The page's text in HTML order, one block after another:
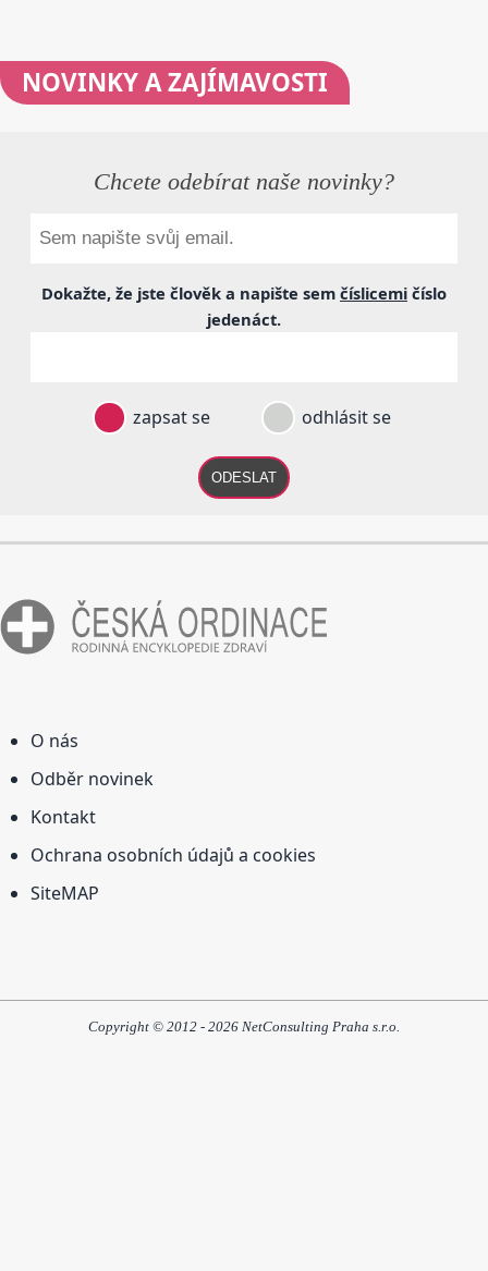
NOVINKYA ZAJÍMAVOSTI
Chcete odebírat naše novinky?
Dokažte, že jste člověk a napište sem číslicemi číslo
jedenáct.
zapsat se odhlásit se
ODESLAT
O nás
Odběr novinek
Kontakt
Ochrana osobních údajů a cookies
SiteMAP
Copyright © 2012 - 2026 NetConsulting Praha s.r.o.